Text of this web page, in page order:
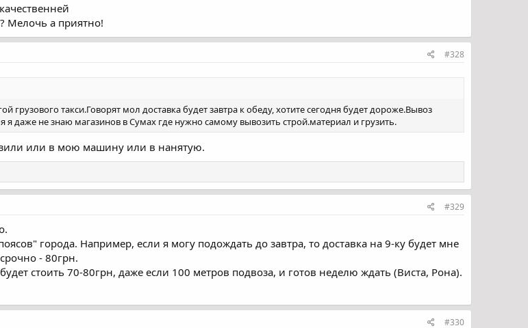
Мелочь а приятно!
#328
грузового такси.Говорят мол доставка будет завтра к обеду, хотите сегодня будет дороже.Вывоз
я даже не знаю магазинов в Сумах где нужно самому вывозить строй.материал и грузить.
или в мою машину или в нанятую.
#329
города. Например, если я могу подождать до завтра, то доставка на 9-ку будет мне
- 80грн.
стоить 70-80грн, даже если 100 метров подвоза, и готов неделю ждать (Виста, Рона).
#330